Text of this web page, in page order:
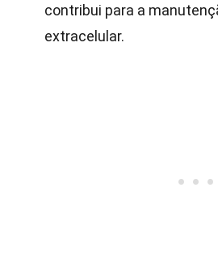
contribui para a
extracelular.